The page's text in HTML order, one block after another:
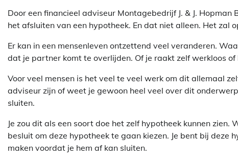
Door een financieel adviseur Montagebedrijf J. & J.
het afsluiten van een hypotheek. En dat niet alleen. Het zal
Er kan in een mensenleven ontzettend veel veranderen.
dat je partner komt te overlijden. Of je raakt zelf werkloos
Voor veel mensen is het veel te veel werk om dit allemaal
adviseur zijn of weet je gewoon heel veel over dit
sluiten.
Je zou dit als een soort doe het zelf hypotheek kunnen
besluit om deze hypotheek te gaan kiezen. Je bent bij deze
maken voordat je hem af kan sluiten.